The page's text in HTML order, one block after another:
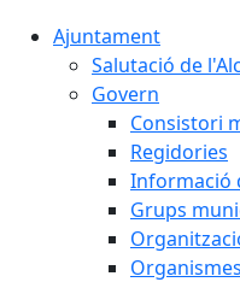
Ajuntament
Salutació de
Govern
Consistori
Regidories
Informació
Grups